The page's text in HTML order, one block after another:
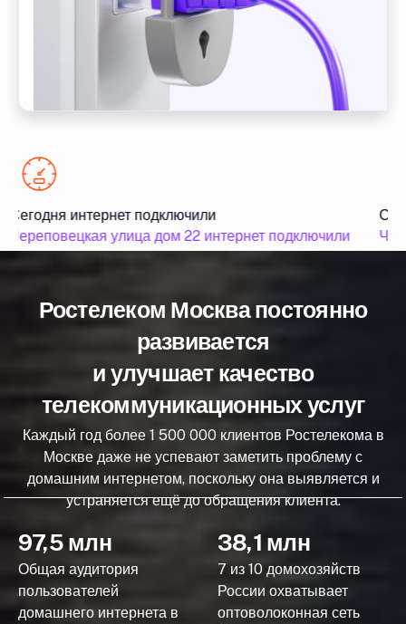
Сегодня интернет подключили
Череповецкая улица дом 22 интернет подключили
Ростелеком Москва постоянно
развивается
и улучшает качество
телекоммуникационных услуг
Каждый год более 1 500 000 клиентов Ростелекома в
Москве даже не успевают заметить проблему с
домашним интернетом, поскольку она выявляется и
устраняется ещё до обращения клиента.
97,5 млн
Общая аудитория
пользователей
домашнего интернета в
38,1 млн
7 из 10 домохозяйств
России охватывает
оптоволоконная сеть